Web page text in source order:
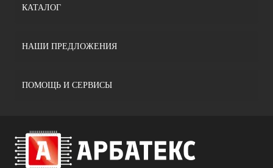
КАТАЛОГ
НАШИ ПРЕДЛОЖЕНИЯ
ПОМОЩЬ И СЕРВИСЫ